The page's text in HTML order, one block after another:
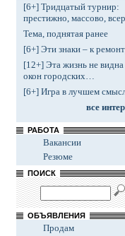
[6+] Тридцатый турнир:
престижно, массово,
Тема, поднятая ранее
[6+] Эти знаки – к
[12+] Эта жизнь не видна
окон городских…
[6+] Игра в лучшем
все
РАБОТА
Вакансии
Резюме
ПОИСК
ОБЪЯВЛЕНИЯ
Продам